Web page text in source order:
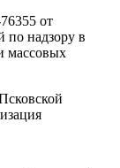
от
по надзору в
массовых